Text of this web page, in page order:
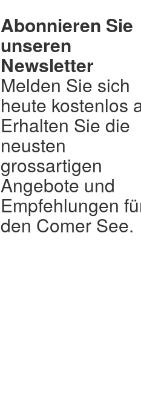
Abonnieren Sie
unseren
Newsletter
Melden Sie sich
heute kostenlos
Erhalten Sie die
neusten
grossartigen
Angebote und
Empfehlungen
den Comer See.